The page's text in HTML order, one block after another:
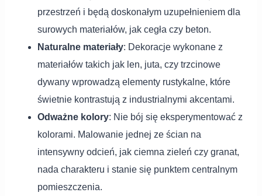
przestrzeń i będą doskonałym uzupełnieniem dla
surowych materiałów, jak cegła czy beton.
Naturalne materiały: Dekoracje wykonane z
materiałów takich jak len, juta, czy trzcinowe
dywany wprowadzą elementy rustykalne, które
świetnie kontrastują z industrialnymi akcentami.
Odważne kolory: Nie bój się eksperymentować z
kolorami. Malowanie jednej ze ścian na
intensywny odcień, jak ciemna zieleń czy granat,
nada charakteru i stanie się punktem centralnym
pomieszczenia.